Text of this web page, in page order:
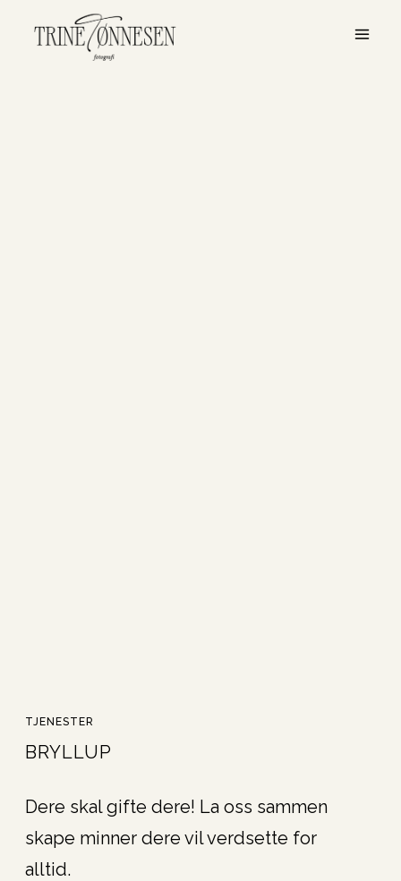
TJENESTER
BRYLLUP
Dere skal gifte dere! La oss sammen
skape minner dere vil verdsette for
alltid.